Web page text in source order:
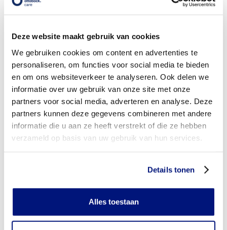
Deze website maakt gebruik van cookies
We gebruiken cookies om content en advertenties te
personaliseren, om functies voor social media te bieden
en om ons websiteverkeer te analyseren. Ook delen we
informatie over uw gebruik van onze site met onze
partners voor social media, adverteren en analyse. Deze
partners kunnen deze gegevens combineren met andere
informatie die u aan ze heeft verstrekt of die ze hebben
verzameld op basis van uw gebruik van hun services.
Details tonen
Alles toestaan
Zijn er ook osseointegratie beenprothese in confectie- of
Is de osseointegratie beenprothese mijn eigendom?
Wordt de osseointegratie beenprothese geleverd onder de
bruikleen of lease regeling van uw zorgverzekering?
vervangen worden?
Heb ik voor de vergoeding van mijn osseointegratie